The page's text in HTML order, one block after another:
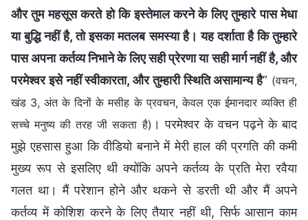
और तुम महसूस करते हो कि इस्तेमाल करने के लिए तुम्हारे पास मेधा
या बुद्धि नहीं है, तो इसका मतलब समस्या है। यह दर्शाता है कि तुम्हारे
पास अपना कर्तव्य निभाने के लिए सही प्रेरणा या सही मार्ग नहीं है, और
परमेश्वर इसे नहीं स्वीकारता, और तुम्हारी स्थिति असामान्य है” (वचन,
खंड 3, अंत के दिनों के मसीह के प्रवचन, केवल एक ईमानदार व्यक्ति ही
सच्चे मनुष्य की तरह जी सकता है) । परमेश्वर के वचन पढ़ने के बाद
मुझे एहसास हुआ कि वीडियो बनाने में मेरी हाल की प्रगति की कमी
मुख्य रूप से इसलिए थी क्योंकि अपने कर्तव्य के प्रति मेरा रवैया
गलत था। मैं परेशान होने और थकने से डरती थी और मैं अपने
कर्तव्य में कोशिश करने के लिए तैयार नहीं थी, सिर्फ आसान काम